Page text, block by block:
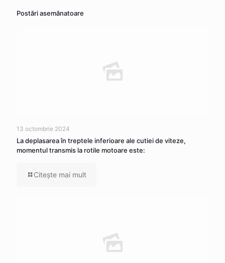
Postări asemănatoare
13 octombrie 2024
La deplasarea în treptele inferioare ale cutiei de viteze,
momentul transmis la rotile motoare este:
Citeşte mai mult